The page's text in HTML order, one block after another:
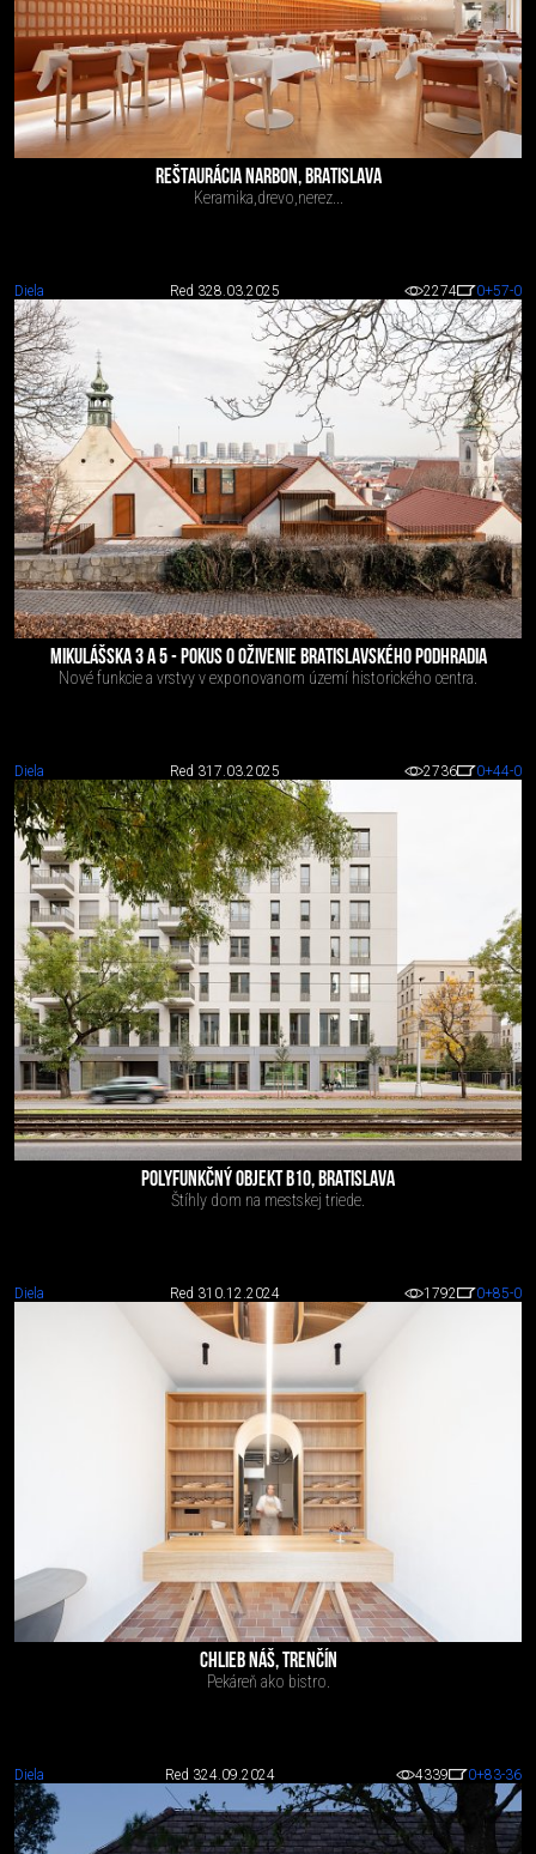
REŠTAURÁCIA NARBON, BRATISLAVA
Keramika,drevo,nerez...
Diela Red 328.03.2025 2274 0+57-0
MIKULÁŠSKA 3 A 5 - POKUS O OŽIVENIE BRATISLAVSKÉHO PODHRADIA
Nové funkcie a vrstvy v exponovanom území historického centra.
Diela Red 317.03.2025 2736 0+44-0
POLYFUNKČNÝ OBJEKT B10, BRATISLAVA
Štíhly dom na mestskej triede.
Diela Red 310.12.2024 1792 0+85-0
CHLIEB NÁŠ, TRENČÍN
Pekáreň ako bistro.
Diela Red 324.09.2024 4339 0+83-36